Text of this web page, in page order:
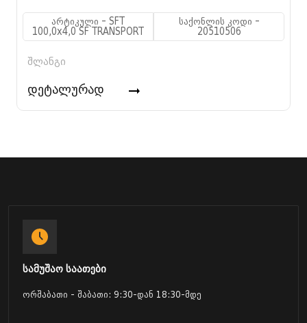
არტიკული - SFT
100,0x4,0 SF TRANSPORT
საქონლის კოდი -
20510506
შლანგი
დეტალურად
სამუშაო საათები
ორშაბათი - შაბათი: 9:30-დან 18:30-მდე